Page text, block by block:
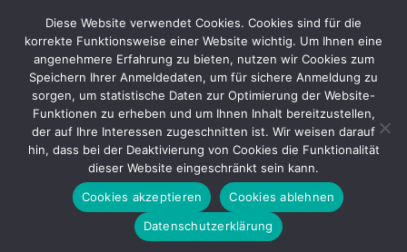
Inhalt
springen
Vorkasse
Überweise direkt an unsere Bankverbindung. Bitte nutze die
Bestellnummer als Verwendungszweck. Deine Bestellung wird erst nach
Geldeingang auf unserem Konto versandt.
Mit Paypal bezahlen. Solltest du keinen Paypal-Account besitzen, kannst
du auch mit deiner Kreditkarte bezahlen.
Diese Website verwendet Cookies. Cookies sind für die
korrekte Funktionsweise einer Website wichtig. Um Ihnen eine
angenehmere Erfahrung zu bieten, nutzen wir Cookies zum
Speichern Ihrer Anmeldedaten, um für sichere Anmeldung zu
sorgen, um statistische Daten zur Optimierung der Website-
Funktionen zu erheben und um Ihnen Inhalt bereitzustellen,
der auf Ihre Interessen zugeschnitten ist. Wir weisen darauf
hin, dass bei der Deaktivierung von Cookies die Funktionalität
dieser Website eingeschränkt sein kann.
Cookies akzeptieren
Cookies ablehnen
Datenschutzerklärung